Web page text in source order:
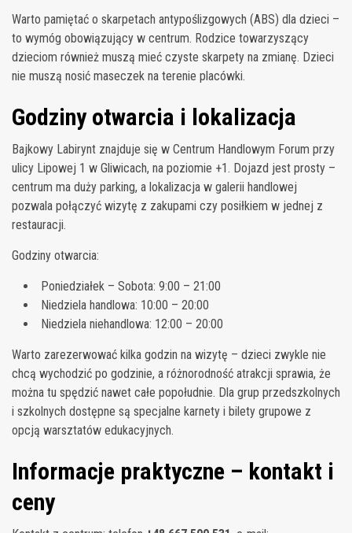
Warto pamiętać o skarpetach antypoślizgowych (ABS) dla dzieci –
to wymóg obowiązujący w centrum. Rodzice towarzyszący
dzieciom również muszą mieć czyste skarpety na zmianę. Dzieci
nie muszą nosić maseczek na terenie placówki.
Godziny otwarcia i lokalizacja
Bajkowy Labirynt znajduje się w Centrum Handlowym Forum przy
ulicy Lipowej 1 w Gliwicach, na poziomie +1. Dojazd jest prosty –
centrum ma duży parking, a lokalizacja w galerii handlowej
pozwala połączyć wizytę z zakupami czy posiłkiem w jednej z
restauracji.
Godziny otwarcia:
Poniedziałek – Sobota: 9:00 – 21:00
Niedziela handlowa: 10:00 – 20:00
Niedziela niehandlowa: 12:00 – 20:00
Warto zarezerwować kilka godzin na wizytę – dzieci zwykle nie
chcą wychodzić po godzinie, a różnorodność atrakcji sprawia, że
można tu spędzić nawet całe popołudnie. Dla grup przedszkolnych
i szkolnych dostępne są specjalne karnety i bilety grupowe z
opcją warsztatów edukacyjnych.
Informacje praktyczne – kontakt i
ceny